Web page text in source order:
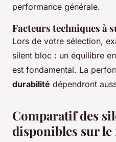
performance générale.
Facteurs techniques à
Lors de votre sélection,
silent bloc : un équilibre
est fondamental. La
durabilité dépendront
Comparatif des
disponibles sur le